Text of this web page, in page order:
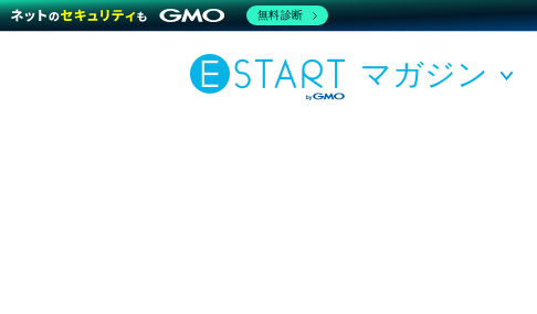
マガジン
無料診断